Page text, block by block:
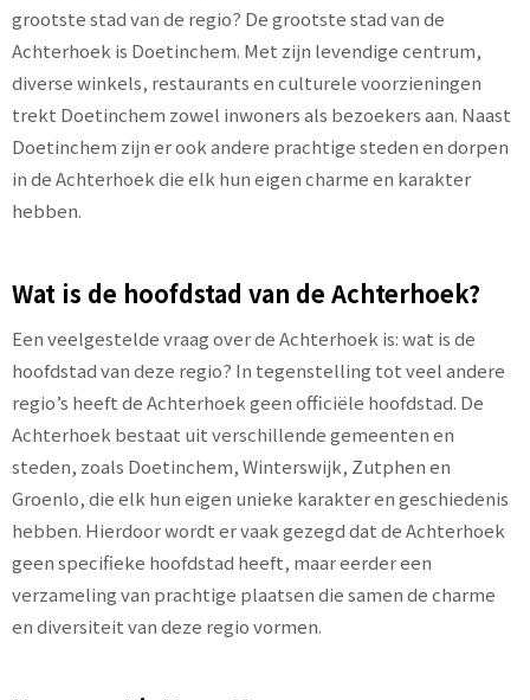
grootste stad van de regio? De grootste stad van de
Achterhoek is Doetinchem. Met zijn levendige centrum,
diverse winkels, restaurants en culturele voorzieningen
trekt Doetinchem zowel inwoners als bezoekers aan. Naast
Doetinchem zijn er ook andere prachtige steden en dorpen
in de Achterhoek die elk hun eigen charme en karakter
hebben.
Wat is de hoofdstad van de Achterhoek?
Een veelgestelde vraag over de Achterhoek is: wat is de
hoofdstad van deze regio? In tegenstelling tot veel andere
regio’s heeft de Achterhoek geen officiële hoofdstad. De
Achterhoek bestaat uit verschillende gemeenten en
steden, zoals Doetinchem, Winterswijk, Zutphen en
Groenlo, die elk hun eigen unieke karakter en geschiedenis
hebben. Hierdoor wordt er vaak gezegd dat de Achterhoek
geen specifieke hoofdstad heeft, maar eerder een
verzameling van prachtige plaatsen die samen de charme
en diversiteit van deze regio vormen.